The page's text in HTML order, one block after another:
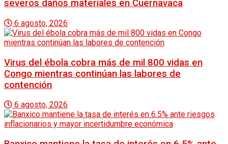
severos daños materiales en Cuernavaca
6 agosto, 2026
Virus del ébola cobra más de mil 800 vidas en
Congo mientras continúan las labores de
contención
6 agosto, 2026